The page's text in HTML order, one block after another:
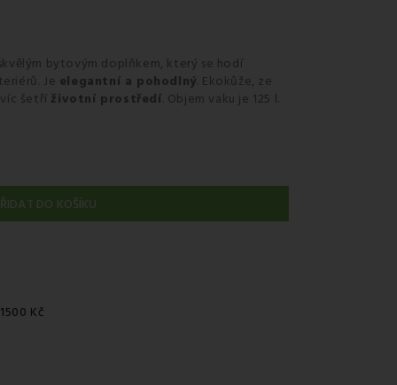
bytovým doplňkem, který se hodí
Je elegantní a pohodlný . Ekokůže, ze
šetří životní prostředí . Objem vaku je 125 l.
DO KOŠÍKU
Kč